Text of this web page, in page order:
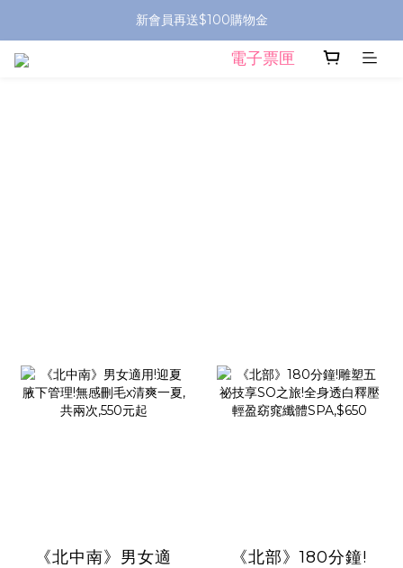
新會員再送$100購物金
電子票匣 prev
《北中南》男女適
《北部》180分鐘!